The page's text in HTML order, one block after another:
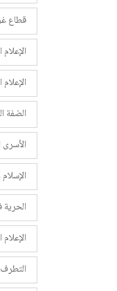
قطاع
الضفة